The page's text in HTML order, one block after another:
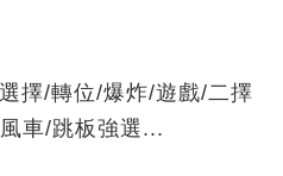
擇/轉位/爆炸/遊戲/二擇
車/跳板強選...